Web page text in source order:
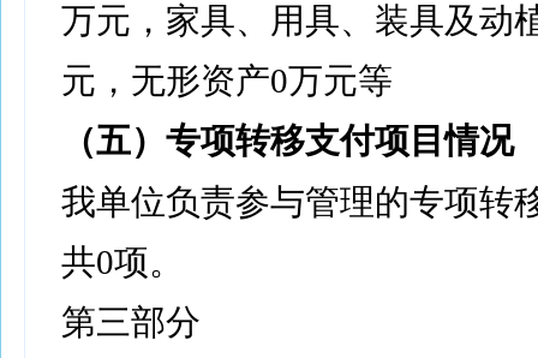
万元，家具、用具、装具及动
元，无形资产0万元等
（五）专项转移支付项目情况
我单位负责参与管理的专项转
共0项。
第三部分